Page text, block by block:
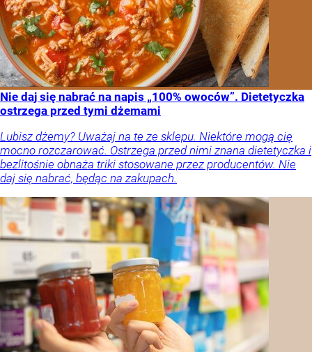
Nie daj się nabrać na napis „100% owoców”. Dietetyczka
ostrzega przed tymi dżemami
Lubisz dżemy? Uważaj na te ze sklepu. Niektóre mogą cię
mocno rozczarować. Ostrzega przed nimi znana dietetyczka i
bezlitośnie obnaża triki stosowane przez producentów. Nie
daj się nabrać, będąc na zakupach.